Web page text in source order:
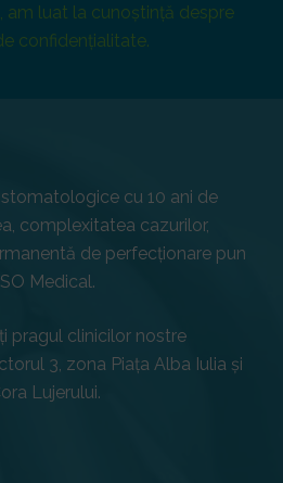
am luat la cunoștință despre
confidențialitate.
cu 10 ani de
complexitatea cazurilor,
de perfecționare pun
Medical.
pragul clinicilor nostre
3, zona Piața Alba Iulia și
Lujerului.